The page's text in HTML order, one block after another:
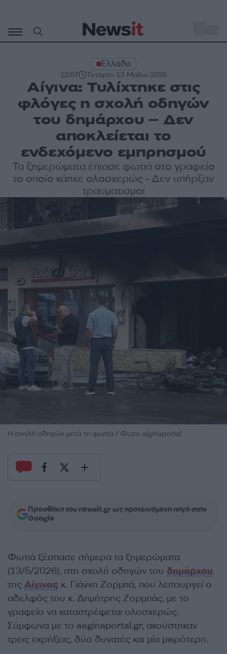
περιεχόμενο
Ελλάδα
12:07 Τετάρτη 13 Μαΐου 2026
Αίγινα: Τυλίχτηκε στις
φλόγες η σχολή οδηγών
του δημάρχου – Δεν
αποκλείεται το
ενδεχόμενο εμπρησμού
Τα ξημερώματα έπιασε φωτιά στο γραφείο
το οποίο κάηκε ολοσχερώς - Δεν υπήρξαν
τραυματισμοί
Η σχολή οδηγών μετά τη φωτιά / Φωτο aiginaportal
Προσθήκη του newsit.gr ως προτεινόμενη πηγή στην
Google
Φωτιά ξέσπασε σήμερα τα ξημερώματα
(13/5/2026), στη σχολή οδηγών του δημάρχου
της Αίγινας κ. Γιάννη Ζορμπά, που λειτουργεί ο
αδελφός του κ. Δημήτρης Ζορμπάς, με το
γραφείο να καταστρέφεται ολοσχερώς.
Σύμφωνα με το aeginaportal.gr, ακούστηκαν
τρεις εκρήξεις, δύο δυνατές και μία μικρότερη.